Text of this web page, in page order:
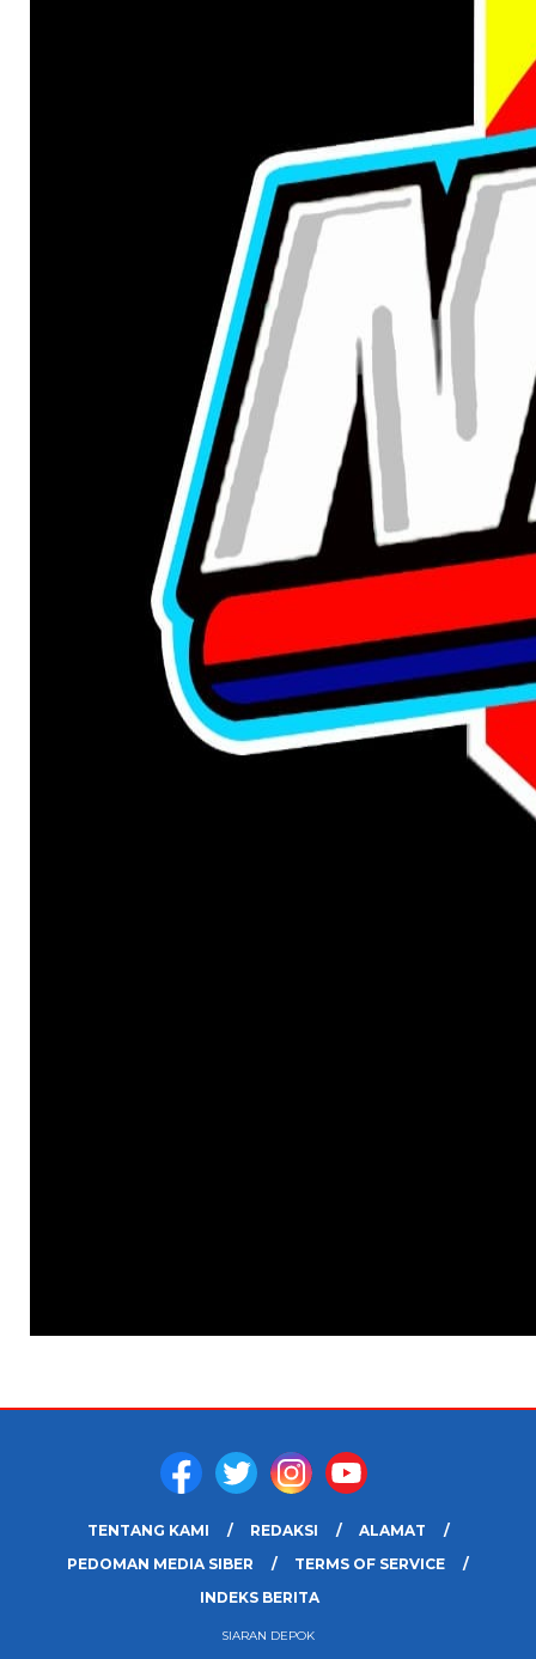
TENTANG KAMI REDAKSI
ALAMAT
PEDOMAN MEDIA SIBER
TERMS OF SERVICE
INDEKS BERITA
SIARAN DEPOK